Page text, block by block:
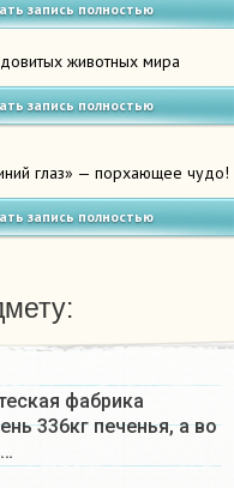
запись полностью
животных мира
запись полностью
глаз» — порхающее чудо!
запись полностью
фабрика
336кг печенья, а во